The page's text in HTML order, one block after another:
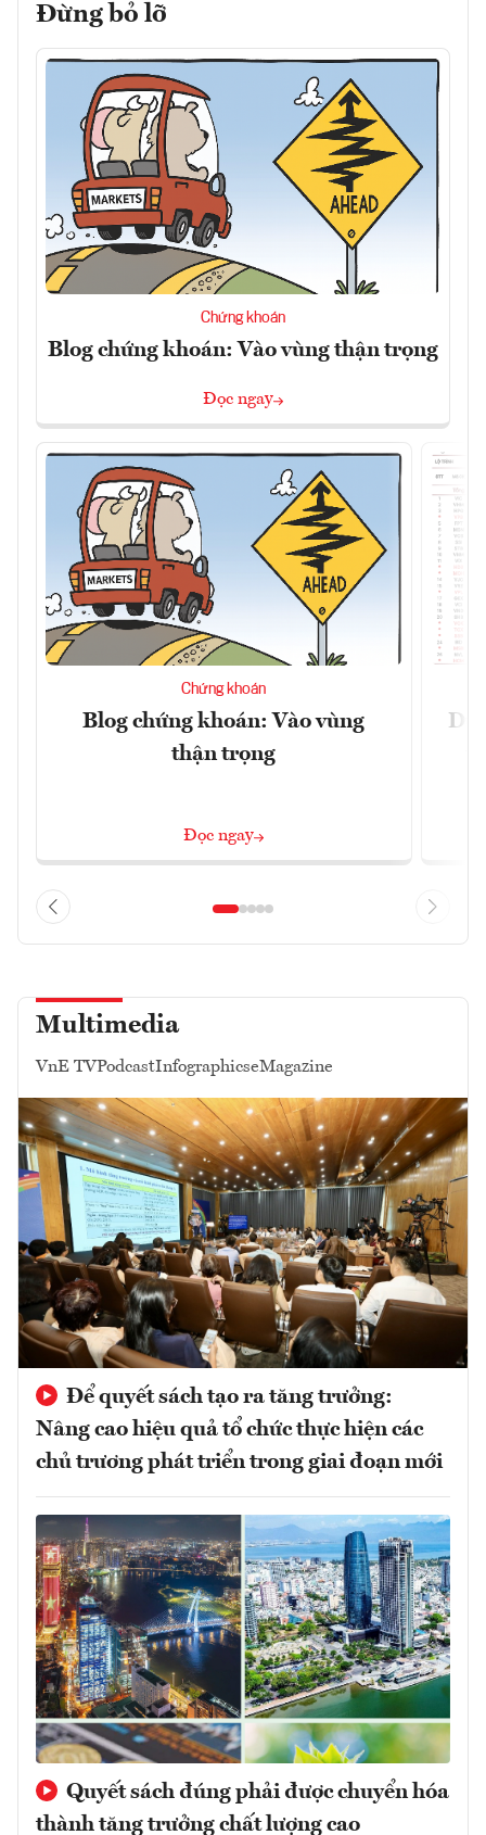
Đừng bỏ lỡ
Chứng khoán
Blog chứng khoán: Vào vùng thận trọng
Đọc ngay
Chứng khoán
Blog chứng khoán: Vào vùng
thận trọng
Đọc ngay
Dự
Multimedia
VnE TVPodcastInfographicseMagazine
Để quyết sách tạo ra tăng trưởng:
Nâng cao hiệu quả tổ chức thực hiện các
chủ trương phát triển trong giai đoạn mới
Quyết sách đúng phải được chuyển hóa
thành tăng trưởng chất lượng cao